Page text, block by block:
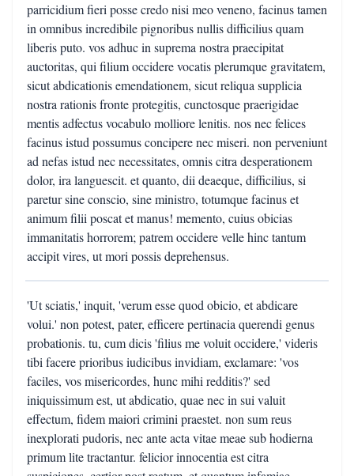
parricidium fieri posse credo nisi meo veneno, facinus tamen
in omnibus incredibile pignoribus nullis difficilius quam
liberis puto. vos adhuc in suprema nostra praecipitat
auctoritas, qui filium occidere vocatis plerumque gravitatem,
sicut abdicationis emendationem, sicut reliqua supplicia
nostra rationis fronte protegitis, cunctosque praerigidae
mentis adfectus vocabulo molliore lenitis. nos nec felices
facinus istud possumus concipere nec miseri. non perveniunt
ad nefas istud nec necessitates, omnis citra desperationem
dolor, ira languescit. et quanto, dii deaeque, difficilius, si
paretur sine conscio, sine ministro, totumque facinus et
animum filii poscat et manus! memento, cuius obicias
immanitatis horrorem; patrem occidere velle hinc tantum
accipit vires, ut mori possis deprehensus.
'Ut sciatis,' inquit, 'verum esse quod obicio, et abdicare
volui.' non potest, pater, efficere pertinacia querendi genus
probationis. tu, cum dicis 'filius me voluit occidere,' videris
tibi facere prioribus iudicibus invidiam, exclamare: 'vos
faciles, vos misericordes, hunc mihi redditis?' sed
iniquissimum est, ut abdicatio, quae nec in sui valuit
effectum, fidem maiori crimini praestet. non sum reus
inexplorati pudoris, nec ante acta vitae meae sub hodierna
primum lite tractantur. felicior innocentia est citra